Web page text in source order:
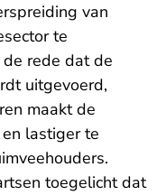
van
te
rede dat de
uitgevoerd,
maakt de
lastiger te
toegelicht dat